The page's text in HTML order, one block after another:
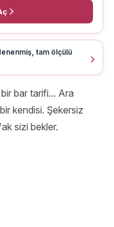
tam ölçülü
bar tarifi... Ara
kendisi. Şekersiz
sizi bekler.